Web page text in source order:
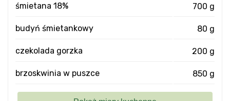
śmietana 18% 700 g
budyń śmietankowy 80 g
czekolada gorzka 200 g
brzoskwinia w puszce 850 g